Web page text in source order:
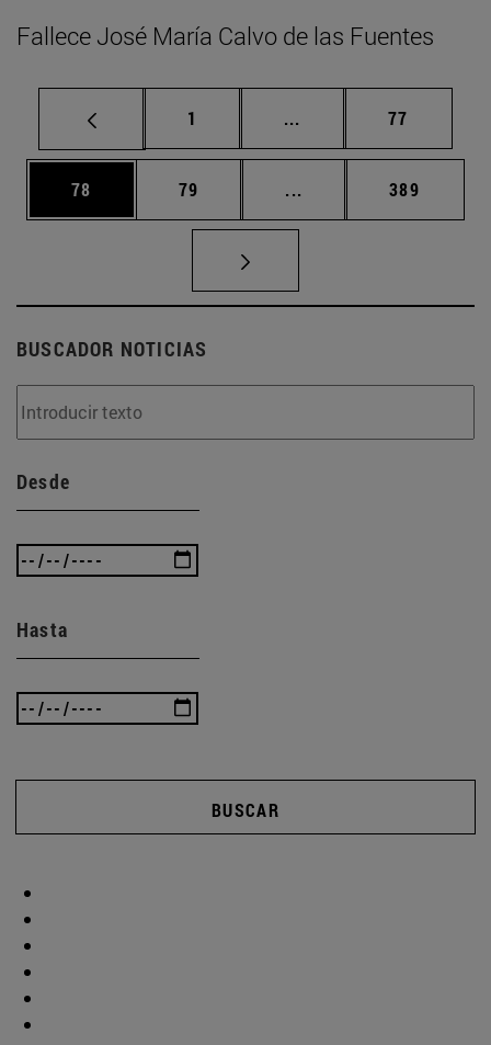
Fallece José María Calvo de las Fuentes
Página
1 ... Páginas intermedias
Página
77
Página
78 Página
79 ... Páginas intermedias
Página
389
BUSCADOR NOTICIAS
Desde
Hasta
BUSCAR